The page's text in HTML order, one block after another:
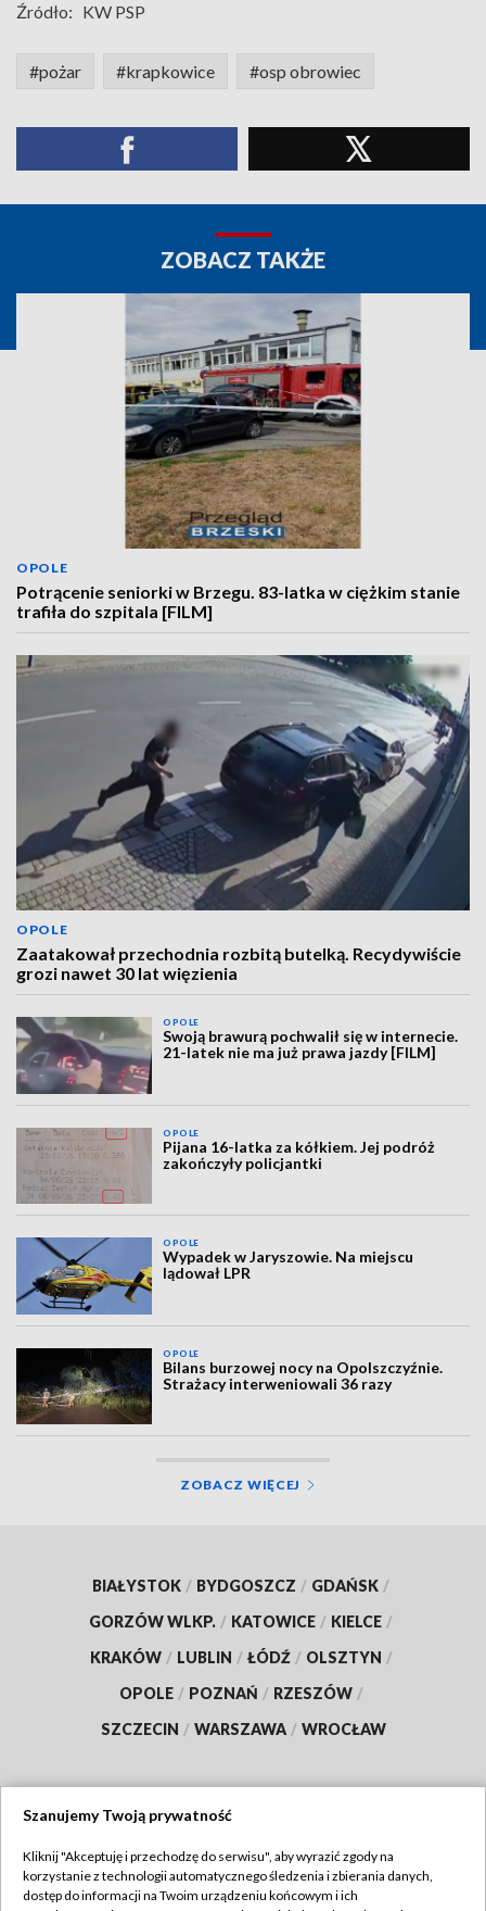
Źródło: KW PSP
#pożar #krapkowice #osp obrowiec
ZOBACZ TAKŻE
OPOLE
Potrącenie seniorki w Brzegu. 83-latka w ciężkim stanie
trafiła do szpitala [FILM]
OPOLE
Zaatakował przechodnia rozbitą butelką. Recydywiście
grozi nawet 30 lat więzienia
OPOLE
Swoją brawurą pochwalił się w internecie.
21-latek nie ma już prawa jazdy [FILM]
OPOLE
Pijana 16-latka za kółkiem. Jej podróż
zakończyły policjantki
OPOLE
Wypadek w Jaryszowie. Na miejscu
lądował LPR
OPOLE
Bilans burzowej nocy na Opolszczyźnie.
Strażacy interweniowali 36 razy
ZOBACZ WIĘCEJ
BIAŁYSTOK / BYDGOSZCZ / GDAŃSK /
GORZÓW WLKP. / KATOWICE / KIELCE /
KRAKÓW / LUBLIN / ŁÓDŹ / OLSZTYN /
OPOLE / POZNAŃ / RZESZÓW /
SZCZECIN / WARSZAWA / WROCŁAW
TVP
Szanujemy Twoją prywatność
Kliknij "Akceptuję i przechodzę do serwisu", aby wyrazić zgody na
korzystanie z technologii automatycznego śledzenia i zbierania danych,
dostęp do informacji na Twoim urządzeniu końcowym i ich